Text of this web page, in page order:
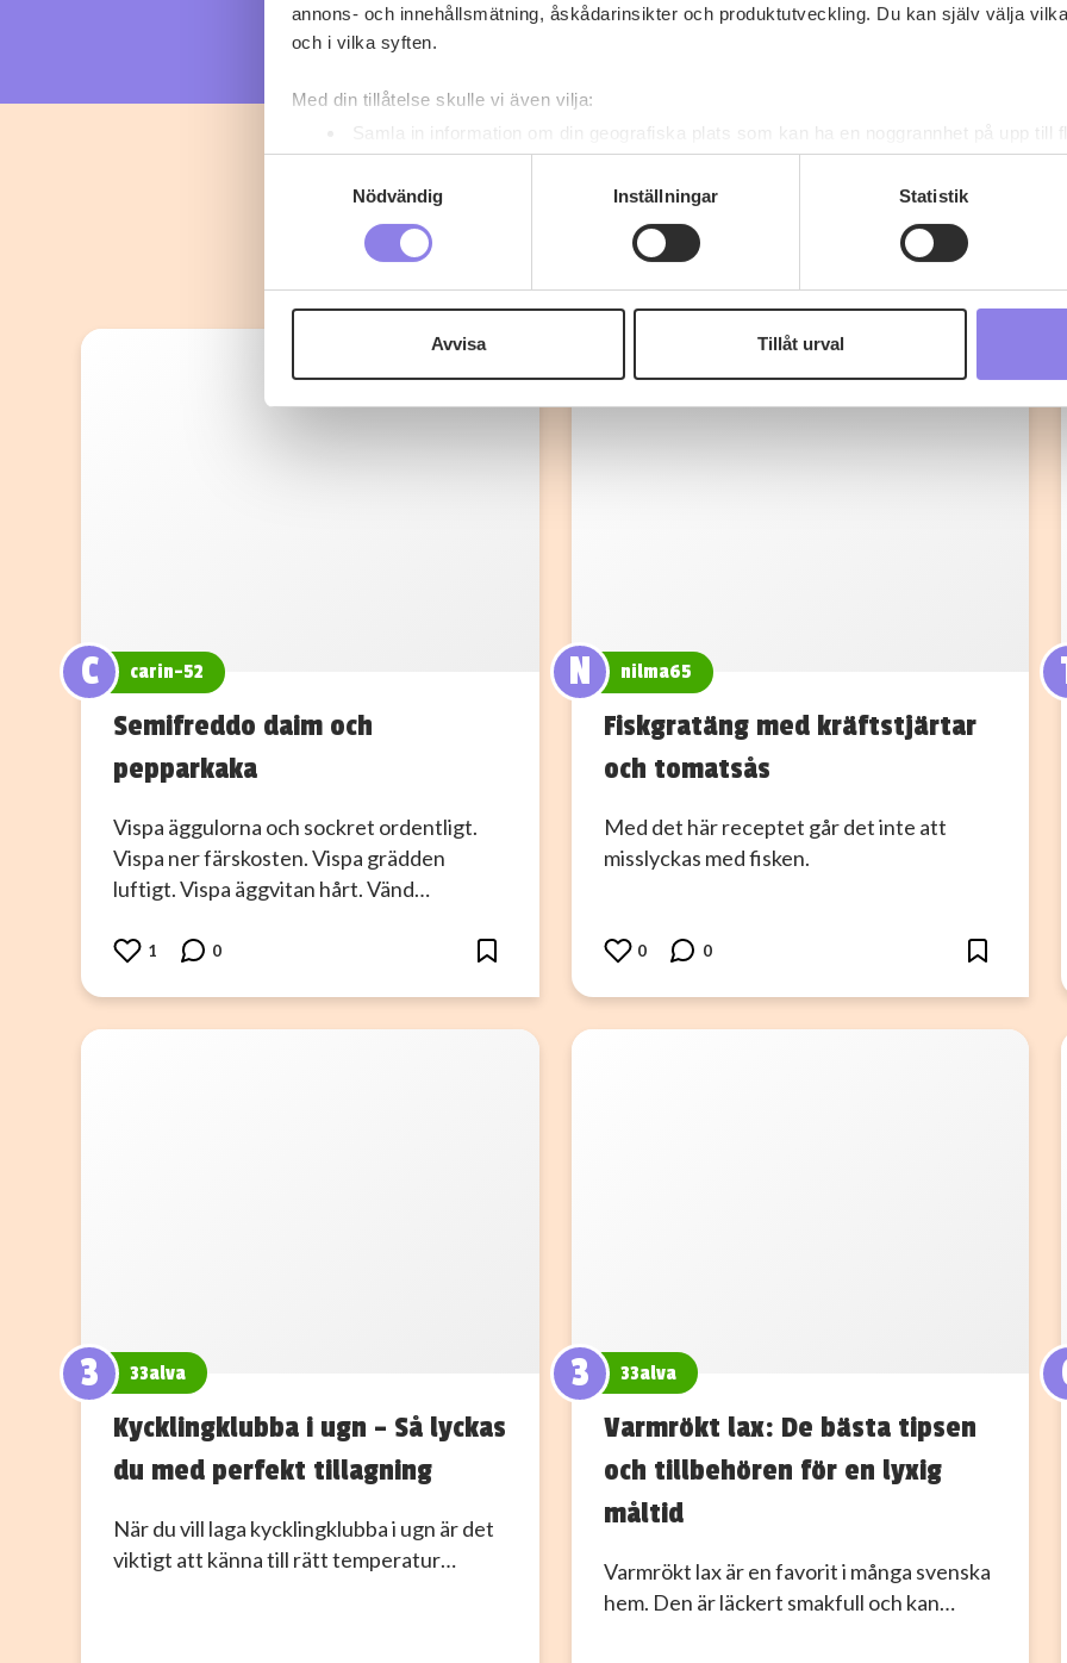
annons- och innehållsmätning, åskådarinsikter och produktutveckling. Du kan själv välja
och i vilka syften.
Med din tillåtelse skulle vi även vilja:
Samla in information om din geografiska plats som kan ha en noggrannhet på upp till
Identifiera din enhet genom att aktivt skanna den för specifika kännetecken
Ta reda på mer om hur dina personliga uppgifter behandlas och ställ in dina preferenser i
eller dra tillbaka ditt samtycke när som helst från cookie-förklaringen.
eller äldre. Genom att besöka webbplatsen intygar du att du är 25 år eller äldre.
Nödvändig
Inställningar Statistik
Avvisa Tillåt urval
C carin-52
Semifreddo daim och
pepparkaka
Vispa äggulorna och sockret ordentligt.
Vispa ner färskosten. Vispa grädden
luftigt. Vispa äggvitan hårt. Vänd…
1 0
N nilma65
Fiskgratäng med kräftstjärtar
och tomatsås
Med det här receptet går det inte att
misslyckas med fisken.
0 0
3 33alva
Kycklingklubba i ugn – Så lyckas
du med perfekt tillagning
När du vill laga kycklingklubba i ugn är det
viktigt att känna till rätt temperatur…
3 33alva
Varmrökt lax: De bästa tipsen
och tillbehören för en lyxig
måltid
Varmrökt lax är en favorit i många svenska
hem. Den är läckert smakfull och kan…